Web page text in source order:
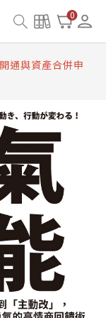
0
通與資產合併申
及資產合併結果